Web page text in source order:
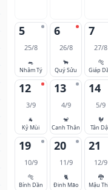
5
25/8
🐀
Nhâm Tý
6
26/8
🐂
Quý Sửu
7
27/8
🐅
Giáp
12
3/9
🐐
Kỷ Mùi
13
4/9
🐒
Canh Thân
14
5/9
🐓
Tân
19
10/9
🐅
Bính Dần
20
11/9
🐈
Đinh Mão
21
12/9
🐉
Mậu